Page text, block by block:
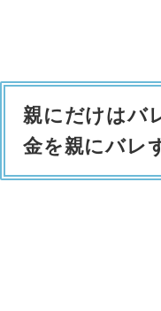
親にだけはバ
金を親にバレ